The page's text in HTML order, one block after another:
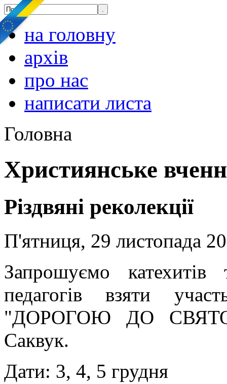
на головну
архів
про нас
написати листа
Головна
Християнське
Різдвяні реколекції
П'ятниця, 29 листопада
Запрошуємо катехитів
педагогів взяти
"ДОРОГОЮ ДО
Саквук.
Дати: 3, 4, 5 грудня